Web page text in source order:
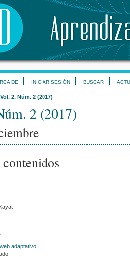
DE INICIAR SESIÓN BUSCAR
Vol. 2, Núm. 2 (2017)
2 (2017)
adaptativo